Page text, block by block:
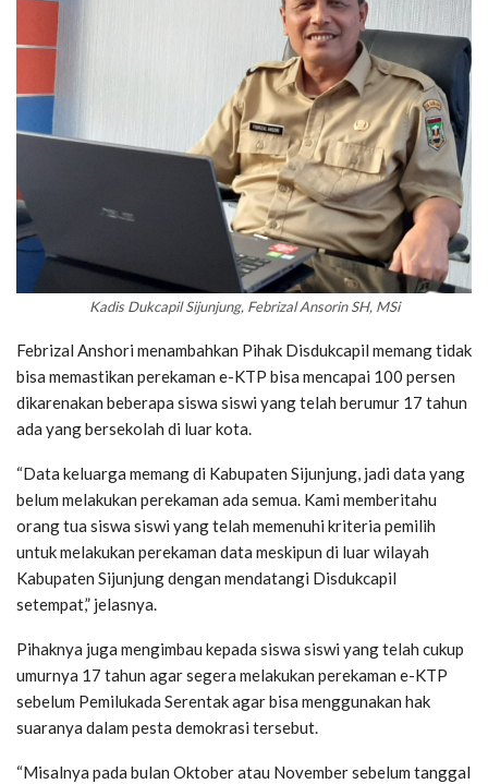
Kadis Dukcapil Sijunjung, Febrizal Ansorin SH, MSi
Febrizal Anshori menambahkan Pihak Disdukcapil memang tidak
bisa memastikan perekaman e-KTP bisa mencapai 100 persen
dikarenakan beberapa siswa siswi yang telah berumur 17 tahun
ada yang bersekolah di luar kota.
“Data keluarga memang di Kabupaten Sijunjung, jadi data yang
belum melakukan perekaman ada semua. Kami memberitahu
orang tua siswa siswi yang telah memenuhi kriteria pemilih
untuk melakukan perekaman data meskipun di luar wilayah
Kabupaten Sijunjung dengan mendatangi Disdukcapil
setempat,” jelasnya.
Pihaknya juga mengimbau kepada siswa siswi yang telah cukup
umurnya 17 tahun agar segera melakukan perekaman e-KTP
sebelum Pemilukada Serentak agar bisa menggunakan hak
suaranya dalam pesta demokrasi tersebut.
“Misalnya pada bulan Oktober atau November sebelum tanggal